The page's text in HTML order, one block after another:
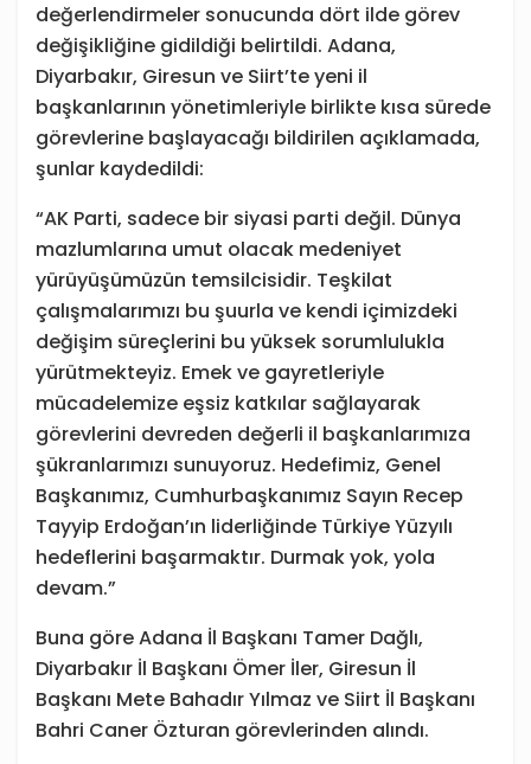
değerlendirmeler sonucunda dört ilde görev
değişikliğine gidildiği belirtildi. Adana,
Diyarbakır, Giresun ve Siirt’te yeni il
başkanlarının yönetimleriyle birlikte kısa sürede
görevlerine başlayacağı bildirilen açıklamada,
şunlar kaydedildi:
“AK Parti, sadece bir siyasi parti değil. Dünya
mazlumlarına umut olacak medeniyet
yürüyüşümüzün temsilcisidir. Teşkilat
çalışmalarımızı bu şuurla ve kendi içimizdeki
değişim süreçlerini bu yüksek sorumlulukla
yürütmekteyiz. Emek ve gayretleriyle
mücadelemize eşsiz katkılar sağlayarak
görevlerini devreden değerli il başkanlarımıza
şükranlarımızı sunuyoruz. Hedefimiz, Genel
Başkanımız, Cumhurbaşkanımız Sayın Recep
Tayyip Erdoğan’ın liderliğinde Türkiye Yüzyılı
hedeflerini başarmaktır. Durmak yok, yola
devam.”
Buna göre Adana İl Başkanı Tamer Dağlı,
Diyarbakır İl Başkanı Ömer İler, Giresun İl
Başkanı Mete Bahadır Yılmaz ve Siirt İl Başkanı
Bahri Caner Özturan görevlerinden alındı.